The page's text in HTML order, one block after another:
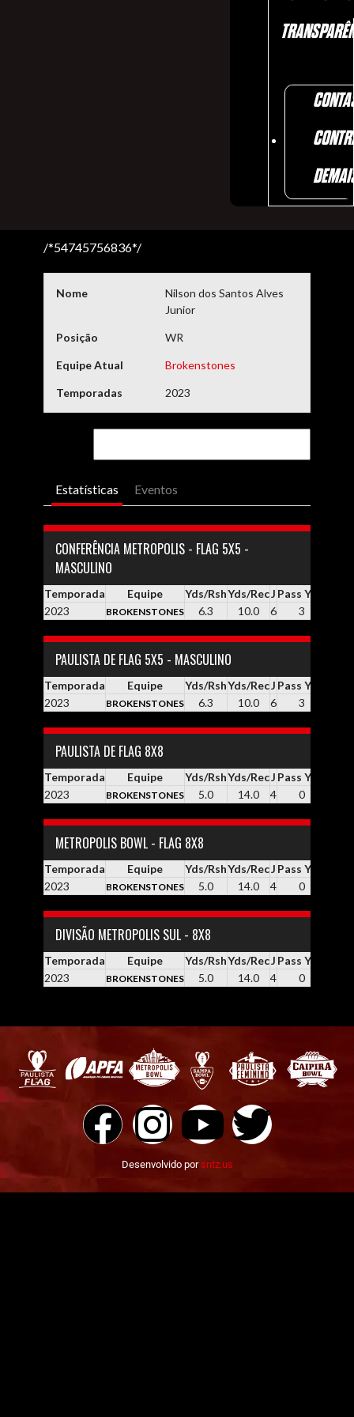
/*54745756836*/
Nome
Nilson dos Santos Alves
Junior
Posição WR
Equipe Atual Brokenstones
Temporadas 2023
Estatísticas Eventos
CONFERÊNCIA METROPOLIS - FLAG 5X5 -
MASCULINO
Temporada Equipe Yds/RshYds/RecJ Pass YDS
2023
BROKENSTONES 6.3 10.0 6 3
PAULISTA DE FLAG 5X5 - MASCULINO
Temporada Equipe Yds/RshYds/RecJ Pass YDS
2023
BROKENSTONES 6.3 10.0 6 3
PAULISTA DE FLAG 8X8
Temporada Equipe Yds/RshYds/RecJ Pass YDS
2023
BROKENSTONES 5.0 14.0 4 0
METROPOLIS BOWL - FLAG 8X8
Temporada Equipe Yds/RshYds/RecJ Pass YDS
2023
BROKENSTONES 5.0 14.0 4 0
DIVISÃO METROPOLIS SUL - 8X8
Temporada Equipe Yds/RshYds/RecJ Pass YDS
2023
BROKENSTONES 5.0 14.0 4 0
Desenvolvido porsntz.us